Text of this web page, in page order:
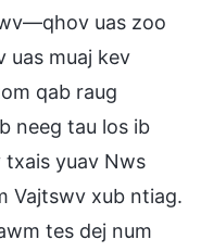
uas zoo
uas muaj kev
qab raug
neeg tau los ib
txais yuav Nws
Vajtswv xub ntiag.
tes dej num